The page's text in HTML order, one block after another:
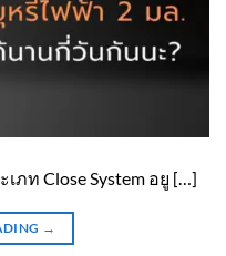
ภท Close System อยู […]
→